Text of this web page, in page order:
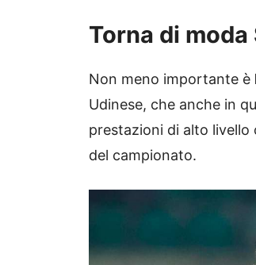
Torna di moda
Non meno importante è
Udinese, che anche in
prestazioni di alto
del campionato.